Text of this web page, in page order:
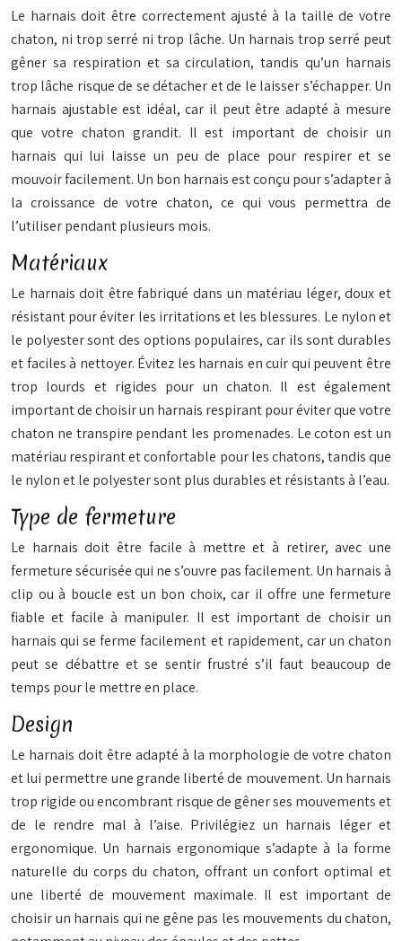
Le harnais doit être correctement ajusté à la taille de votre
chaton, ni trop serré ni trop lâche. Un harnais trop serré peut
gêner sa respiration et sa circulation, tandis qu’un harnais
trop lâche risque de se détacher et de le laisser s’échapper. Un
harnais ajustable est idéal, car il peut être adapté à mesure
que votre chaton grandit. Il est important de choisir un
harnais qui lui laisse un peu de place pour respirer et se
mouvoir facilement. Un bon harnais est conçu pour s’adapter à
la croissance de votre chaton, ce qui vous permettra de
l’utiliser pendant plusieurs mois.
Matériaux
Le harnais doit être fabriqué dans un matériau léger, doux et
résistant pour éviter les irritations et les blessures. Le nylon et
le polyester sont des options populaires, car ils sont durables
et faciles à nettoyer. Évitez les harnais en cuir qui peuvent être
trop lourds et rigides pour un chaton. Il est également
important de choisir un harnais respirant pour éviter que votre
chaton ne transpire pendant les promenades. Le coton est un
matériau respirant et confortable pour les chatons, tandis que
le nylon et le polyester sont plus durables et résistants à l’eau.
Type de fermeture
Le harnais doit être facile à mettre et à retirer, avec une
fermeture sécurisée qui ne s’ouvre pas facilement. Un harnais à
clip ou à boucle est un bon choix, car il offre une fermeture
fiable et facile à manipuler. Il est important de choisir un
harnais qui se ferme facilement et rapidement, car un chaton
peut se débattre et se sentir frustré s’il faut beaucoup de
temps pour le mettre en place.
Design
Le harnais doit être adapté à la morphologie de votre chaton
et lui permettre une grande liberté de mouvement. Un harnais
trop rigide ou encombrant risque de gêner ses mouvements et
de le rendre mal à l’aise. Privilégiez un harnais léger et
ergonomique. Un harnais ergonomique s’adapte à la forme
naturelle du corps du chaton, offrant un confort optimal et
une liberté de mouvement maximale. Il est important de
choisir un harnais qui ne gêne pas les mouvements du chaton,